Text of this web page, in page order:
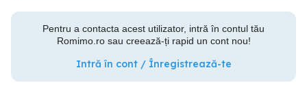
Pentru a contacta acest utilizator, intră în contul tău
Romimo.ro sau creează-ți rapid un cont nou!
Intră în cont / Înregistrează-te